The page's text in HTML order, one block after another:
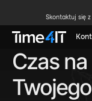
Skontaktuj się
Czas